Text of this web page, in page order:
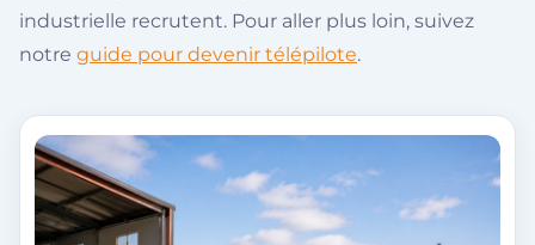
industrielle recrutent. Pour aller plus loin, suivez
notre guide pour devenir télépilote.